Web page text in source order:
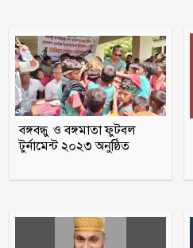
বঙ্গবন্ধু ও বঙ্গমাতা ফুটবল
টুর্নামেন্ট ২০২৩ অনুষ্ঠিত